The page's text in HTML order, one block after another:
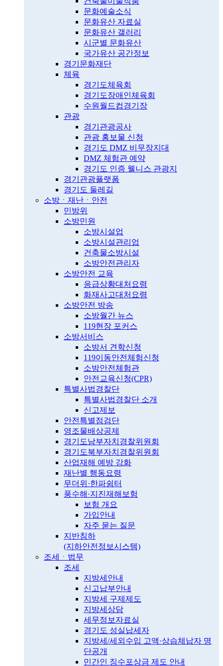
문화예술소식
문화유산 자료실
문화유산 갤러리
시군별 문화유산
국가유산 공간정보
경기문화재단
체육
경기도체육회
경기도장애인체육회
수원월드컵경기장
관광
경기관광공사
관광 홍보물 신청
경기도 DMZ 비무장지대
DMZ 체험관 예약
경기도 인증 웰니스 관광지
경기관광플랫폼
경기도 둘레길
소방ㆍ재난ㆍ안전
민방위
소방민원
소방시설업
소방시설관리업
건축물소방시설
소방안전관리자
소방안전 교육
응급상황대처요령
화재사고대처요령
소방안전 방송
소방월간 뉴스
119현장 포커스
소방서비스
소방서 견학신청
119이동안전체험신청
소방안전체험관
안전교육신청(CPR)
특별사법경찰단
특별사법경찰단 소개
신고제보
안전특별점검단
영조물배상공제
경기도남부자치경찰위원회
경기도북부자치경찰위원회
산업재해 예방 강화
재난별 행동요령
무더위·한파쉼터
풍수해·지진재해보험
보험 개요
가입안내
자주 묻는 질문
지반침하
(지하안전정보시스템)
조세ㆍ법무
조세
지방세안내
신고납부안내
지방세 구제제도
지방세상담
세무정보자료실
경기도 성실납세자
지방세/세외수입 고액·상습체납자 명
단공개
민간인 징수포상금 제도 안내